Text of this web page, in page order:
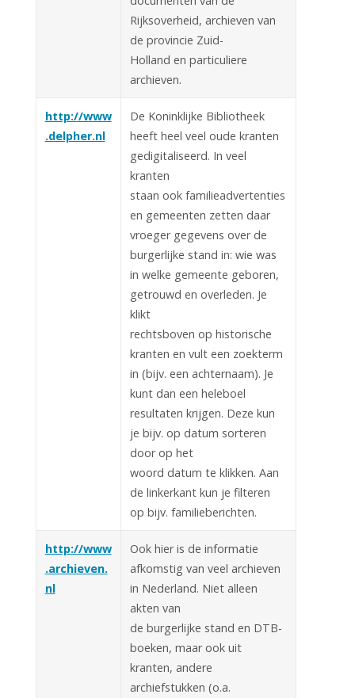
Rijksoverheid, archieven van
de provincie Zuid-
Holland en particuliere
archieven.
http://www
.delpher.nl
De Koninklijke Bibliotheek
heeft heel veel oude kranten
gedigitaliseerd. In veel
kranten
staan ook familieadvertenties
en gemeenten zetten daar
vroeger gegevens over de
burgerlijke stand in: wie was
in welke gemeente geboren,
getrouwd en overleden. Je
klikt
rechtsboven op historische
kranten en vult een zoekterm
in (bijv. een achternaam). Je
kunt dan een heleboel
resultaten krijgen. Deze kun
je bijv. op datum sorteren
door op het
woord datum te klikken. Aan
de linkerkant kun je filteren
op bijv. familieberichten.
http://www
.archieven.
nl
Ook hier is de informatie
afkomstig van veel archieven
in Nederland. Niet alleen
akten van
de burgerlijke stand en DTB-
boeken, maar ook uit
kranten, andere
archiefstukken (o.a.